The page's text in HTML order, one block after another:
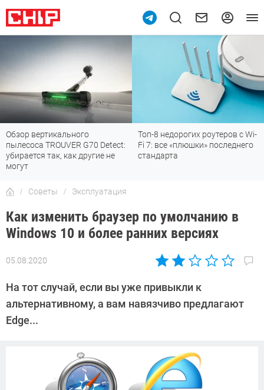
Обзор вертикального
пылесоса TROUVER G70 Detect:
убирается так, как другие не
могут
Топ-8 недорогих роутеров с Wi-
Fi 7: все «плюшки» последнего
стандарта
Советы Эксплуатация
Как изменить браузер по умолчанию в
Windows 10 и более ранних версиях
05.08.2020
Автор:
На тот случай, если вы уже привыкли к
альтернативному, а вам навязчиво предлагают
Edge...